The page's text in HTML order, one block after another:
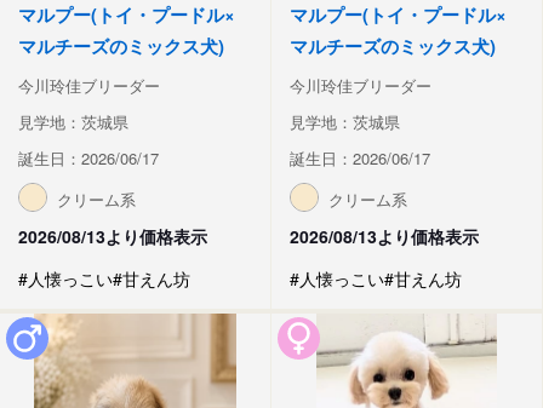
マルプー(トイ・プードル×
マルチーズのミックス犬)
今川玲佳ブリーダー
見学地：茨城県
誕生日：2026/06/17
クリーム系
2026/08/13より価格表示
#人懐っこい#甘えん坊
マルプー(トイ・プードル×
マルチーズのミックス犬)
今川玲佳ブリーダー
見学地：茨城県
誕生日：2026/06/17
クリーム系
2026/08/13より価格表示
#人懐っこい#甘えん坊